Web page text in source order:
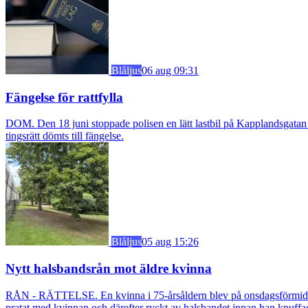
Blåljus06 aug 09:31
Fängelse för rattfylla
DOM. Den 18 juni stoppade polisen en lätt lastbil på
tingsrätt dömts till fängelse.
Blåljus05 aug 15:26
Nytt halsbandsrån mot äldre kvinna
RÅN - RÄTTELSE. En kvinna i 75-årsåldern blev på